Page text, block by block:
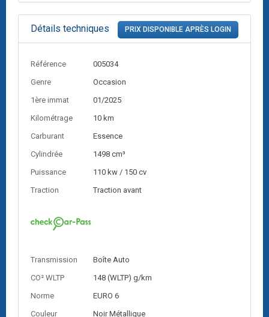
Détails techniques PRIX DISPONIBLE APRÈS LOGIN
Référence
005034
Genre
Occasion
1ère immat
01/2025
Kilométrage
10 km
Carburant
Essence
Cylindrée
1498 cm³
Puissance
110 kw / 150 cv
Traction
Traction avant
Transmission
Boîte Auto
CO² WLTP
148 (WLTP) g/km
Norme
EURO 6
Couleur
Noir Métallique